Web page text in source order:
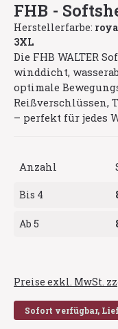
FHB -
Herstellerfarbe:
3XL
Die FHB WALTER
winddicht,
optimale
Reißverschlüssen,
– perfekt für jedes
Anzahl
Bis 4
Ab 5
Preise exkl. MwSt.
Sofort verfügbar,